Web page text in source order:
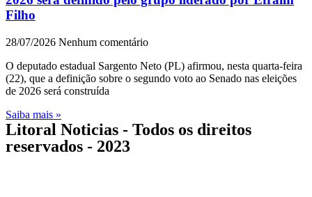
Filho
28/07/2026 Nenhum comentário
O deputado estadual Sargento Neto (PL) afirmou, nesta quarta-feira
(22), que a definição sobre o segundo voto ao Senado nas eleições
de 2026 será construída
Saiba mais »
Litoral Noticias - Todos os direitos
reservados - 2023